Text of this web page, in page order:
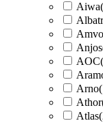
Aiwa
Anjos
AOC
Arno
Athor
Atlas